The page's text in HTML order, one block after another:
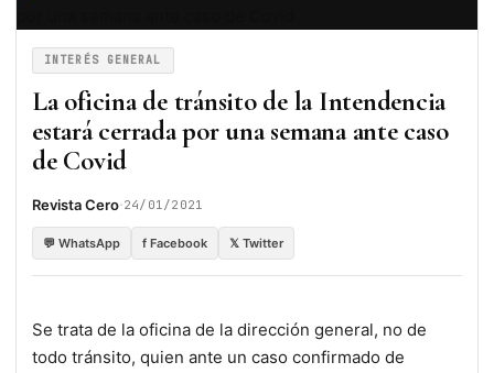
INTERÉS GENERAL
La oficina de tránsito de la Intendencia
estará cerrada por una semana ante caso
de Covid
Revista Cero·24/01/2021
💬 WhatsApp f Facebook 𝕏 Twitter
Se trata de la oficina de la dirección general, no de
todo tránsito, quien ante un caso confirmado de